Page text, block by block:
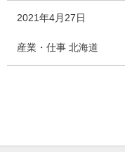
2021年4月27日
産業・仕事 北海道